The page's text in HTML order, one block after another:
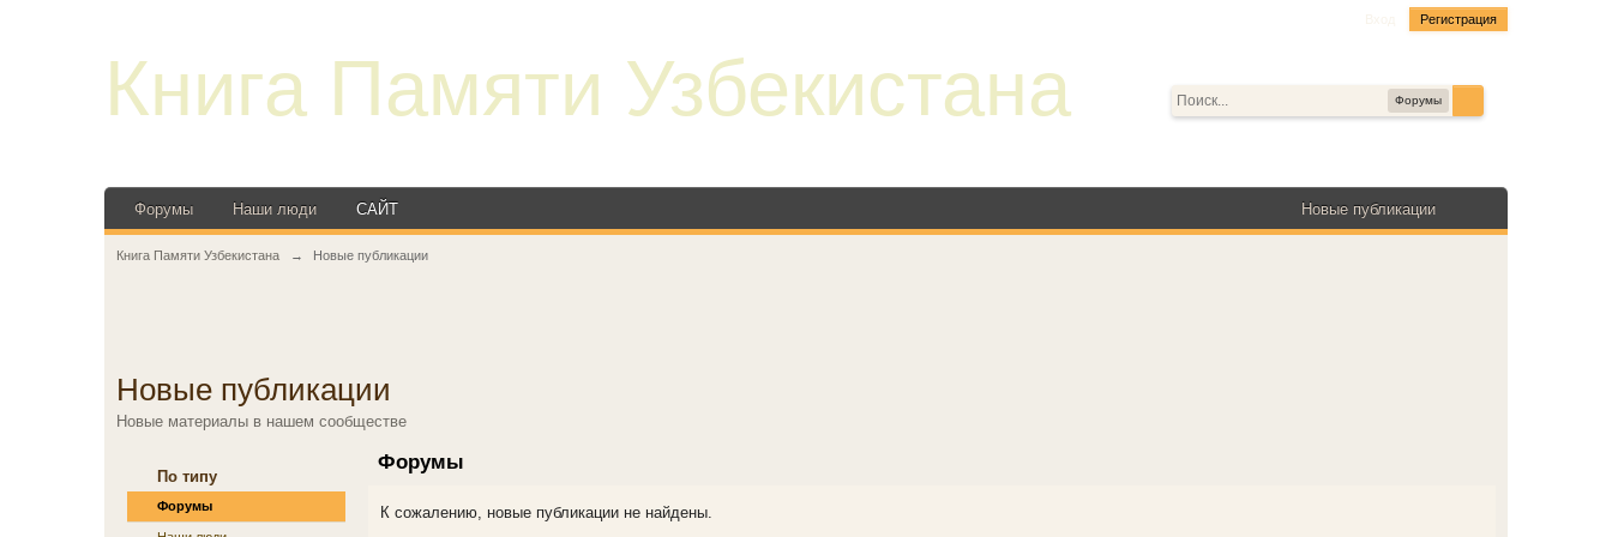
Регистрация
Книга Памяти Узбекистана Форумы
Новые публикации
Форумы Наши люди САЙТ
Книга Памяти Узбекистана → Новые публикации
Новые публикации
Новые материалы в нашем сообществе
По типу
Форумы
Форумы
К сожалению, новые публикации не найдены.